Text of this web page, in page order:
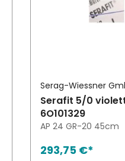
Serag-Wiessner
Serafit 5/0
6O101329
AP 24 GR-20 45cm
293,75 €*